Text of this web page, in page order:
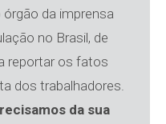
da imprensa
no Brasil, de
reportar os fatos
dos trabalhadores.
da sua